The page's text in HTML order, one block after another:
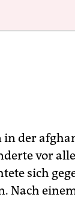
der
vor
sich
Nach